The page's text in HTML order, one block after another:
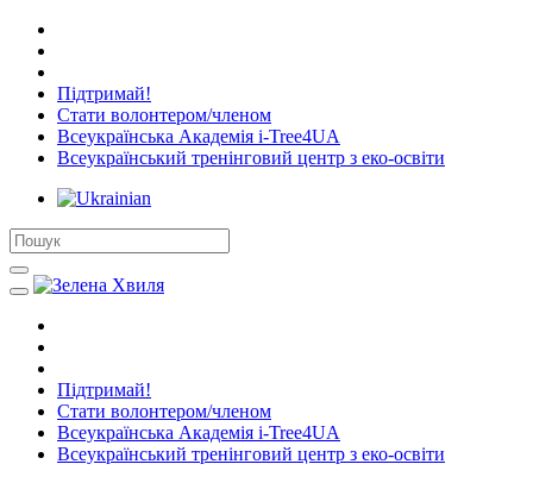
Підтримай!
Стати волонтером/членом
Всеукраїнська Академія i-Tree4UA
Всеукраїнський тренінговий центр з еко-освіти
Підтримай!
Стати волонтером/членом
Всеукраїнська Академія i-Tree4UA
Всеукраїнський тренінговий центр з еко-освіти